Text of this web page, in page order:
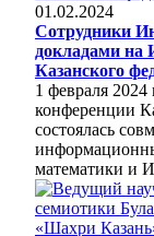
01.02.2024
Сотрудники
докладами на
Казанского
1 февраля 2024
конференции
состоялась
математики и